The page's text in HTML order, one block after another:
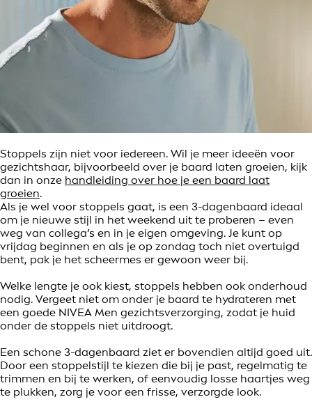
Stoppels zijn niet voor iedereen. Wil je meer ideeën voor
gezichtshaar, bijvoorbeeld over je baard laten groeien, kijk
dan in onze handleiding over hoe je een baard laat
groeien.
Als je wel voor stoppels gaat, is een 3-dagenbaard ideaal
om je nieuwe stijl in het weekend uit te proberen – even
weg van collega’s en in je eigen omgeving. Je kunt op
vrijdag beginnen en als je op zondag toch niet overtuigd
bent, pak je het scheermes er gewoon weer bij.
Welke lengte je ook kiest, stoppels hebben ook onderhoud
nodig. Vergeet niet om onder je baard te hydrateren met
een goede NIVEA Men gezichtsverzorging, zodat je huid
onder de stoppels niet uitdroogt.
Een schone 3-dagenbaard ziet er bovendien altijd goed uit.
Door een stoppelstijl te kiezen die bij je past, regelmatig te
trimmen en bij te werken, of eenvoudig losse haartjes weg
te plukken, zorg je voor een frisse, verzorgde look.